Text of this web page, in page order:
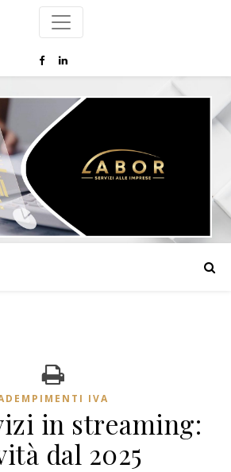
IVA
in streaming:
dal 2025